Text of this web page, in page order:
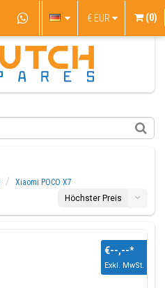
€ EUR (0)
Xiaomi POCO X7
Höchster Preis
€--,--*
Exkl. MwSt.